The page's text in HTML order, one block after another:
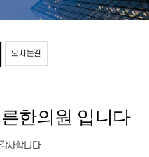
오시는길
한의원 입니다
사합니다